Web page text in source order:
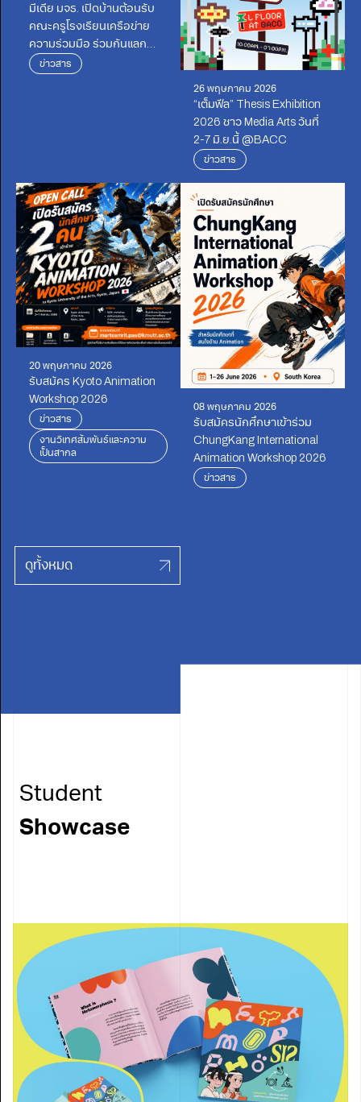
มีเดีย มจธ. เปิดบ้านต้อนรับ
คณะครูโรงเรียนเครือข่าย
ความร่วมมือ ร่วมกันแลก
เปลี่ยนเรียนรู้เดินหน้า
ข่าวสาร
26 พฤษภาคม 2026
“เต็มฟีล” Thesis Exhibition
2026 ชาว Media Arts วันที่
2-7 มิ.ย.นี้ @BACC
ข่าวสาร
20 พฤษภาคม 2026
รับสมัคร Kyoto Animation
Workshop 2026
ข่าวสาร
งานวิเทศสัมพันธ์และความ
เป็นสากล
08 พฤษภาคม 2026
รับสมัครนักศึกษาเข้าร่วม
ChungKang International
Animation Workshop 2026
ข่าวสาร
ดูทั้งหมด
Student
Showcase